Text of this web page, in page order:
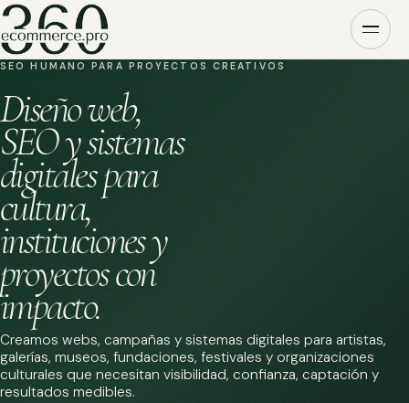
SEO HUMANO PARA PROYECTOS CREATIVOS
Diseño web,
SEO y sistemas
digitales para
cultura,
instituciones y
proyectos con
impacto.
Creamos webs, campañas y sistemas digitales para artistas,
galerías, museos, fundaciones, festivales y organizaciones
culturales que necesitan visibilidad, confianza, captación y
resultados medibles.